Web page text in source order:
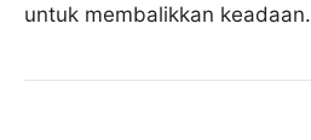
untuk membalikkan keadaan.